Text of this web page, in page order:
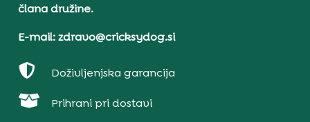
člana družine.
E-mail: zdravo@cricksydog.si
 Doživljenjska garancija
 Prihrani pri dostavi